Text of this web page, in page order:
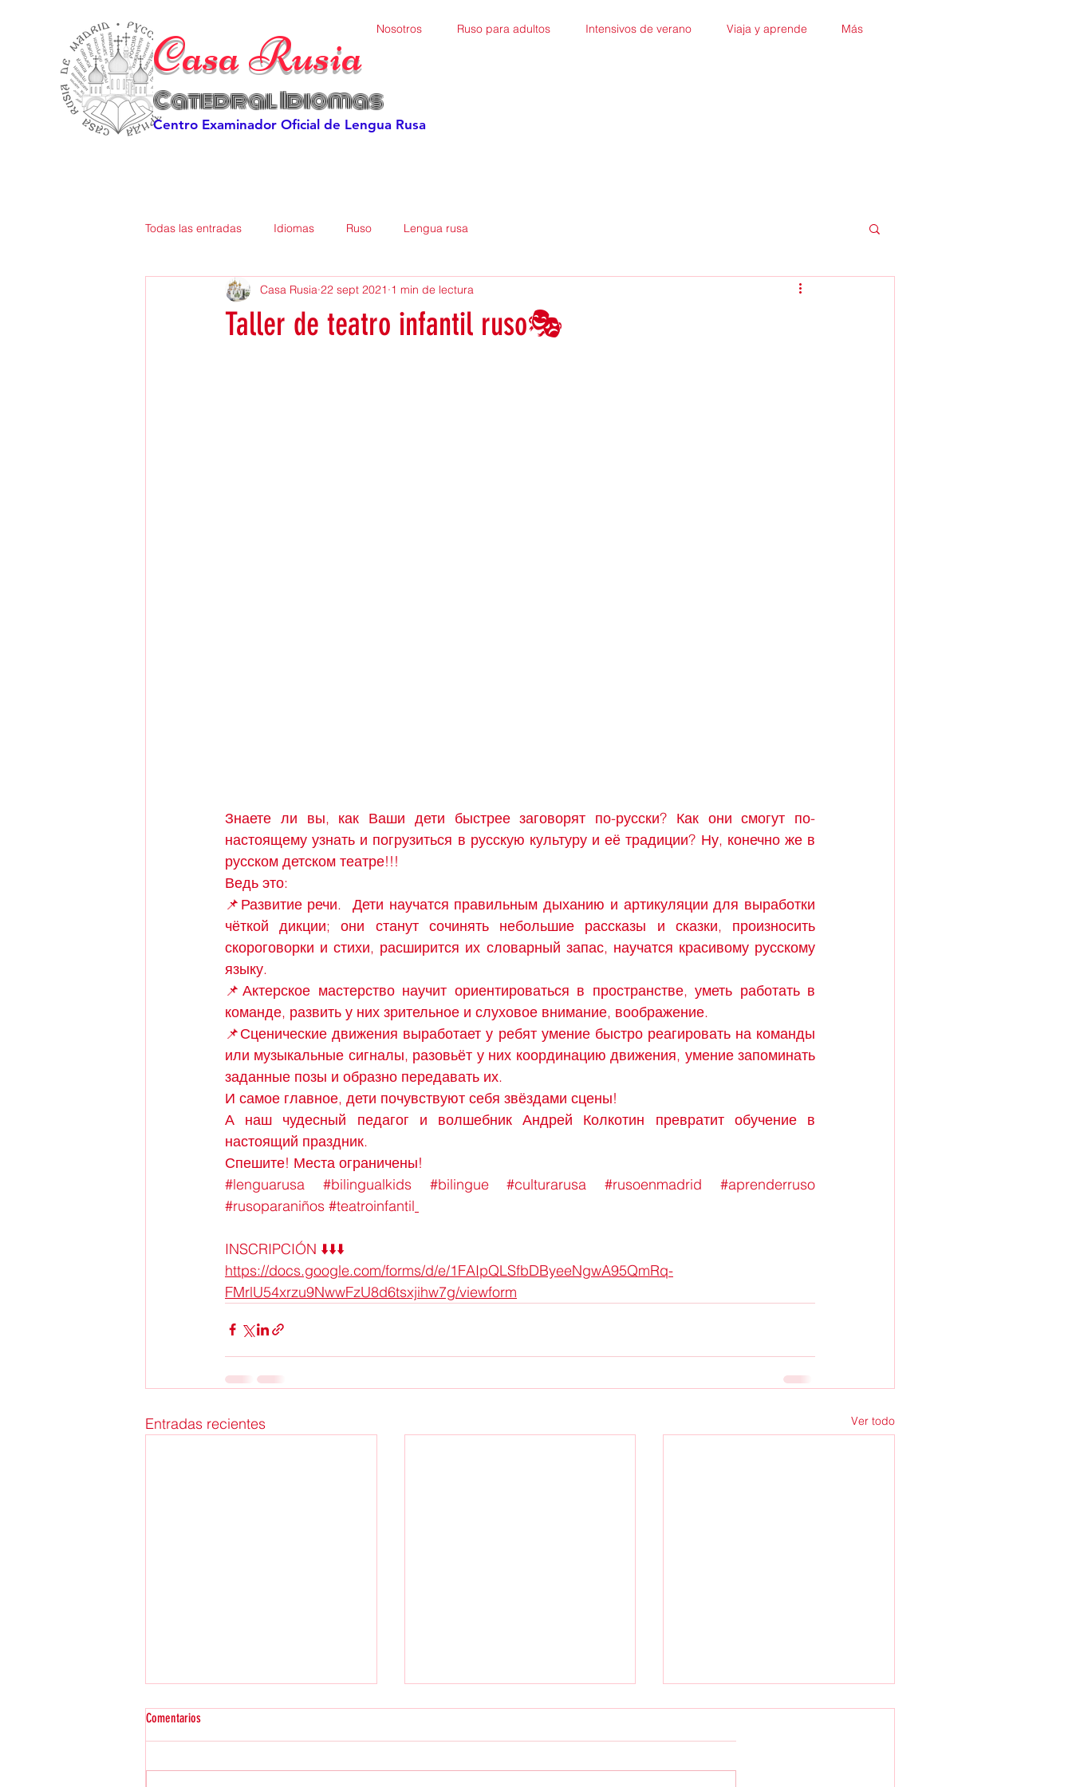
Nosotros Ruso para adultos Intensivos de verano Viaja y aprende Más
Casa Rusia
Catedral Idiomas
Centro Examinador Oficial de Lengua Rusa
Todas las entradas Idiomas Ruso Lengua rusa
Taller de teatro infantil ruso🎭
Casa Rusia 22 sept 2021 1 min de lectura
Знаете ли вы, как Ваши дети быстрее заговорят по-русски? Как они смогут по-
настоящему узнать и погрузиться в русскую культуру и её традиции? Ну, конечно же в
русском детском театре!!!
Ведь это:
📌Развитие речи.  Дети научатся правильным дыханию и артикуляции для выработки
чёткой дикции; они станут сочинять небольшие рассказы и сказки, произносить
скороговорки и стихи, расширится их словарный запас, научатся красивому русскому
языку.
📌Актерское мастерство научит ориентироваться в пространстве, уметь работать в
команде, развить у них зрительное и слуховое внимание, воображение.
📌Сценические движения выработает у ребят умение быстро реагировать на команды
или музыкальные сигналы, разовьёт у них координацию движения, умение запоминать
заданные позы и образно передавать их.
И самое главное, дети почувствуют себя звёздами сцены!
А наш чудесный педагог и волшебник Андрей Колкотин превратит обучение в
настоящий праздник.
Спешите! Места ограничены!
#lenguarusa
#bilingualkids #bilingue #culturarusa #rusoenmadrid
#aprenderruso
#rusoparaniños #teatroinfantil
INSCRIPCIÓN ⬇️⬇️⬇️
https://docs.google.com/forms/d/e/1FAIpQLSfbDByeeNgwA95QmRq-
FMrlU54xrzu9NwwFzU8d6tsxjihw7g/viewform
Entradas recientes Ver todo
Comentarios